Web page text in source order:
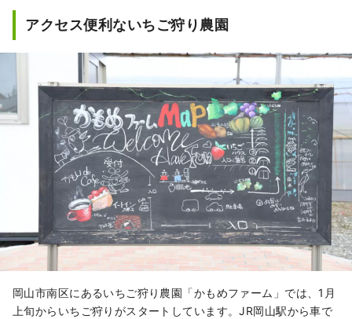
アクセス便利ないちご狩り農園
岡山市南区にあるいちご狩り農園「かもめファーム」では、1月
上旬からいちご狩りがスタートしています。JR岡山駅から車で